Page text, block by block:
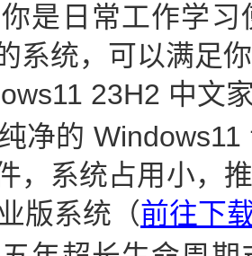
日常工作学习
系统，可以满足
23H2 中文
的 Windows11
，系统占用小，
版系统（前往下